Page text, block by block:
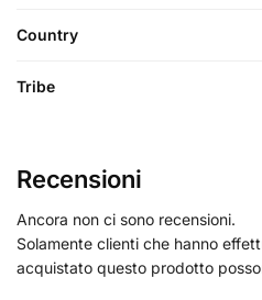
Country
Tribe
Recensioni
Ancora non ci sono recensioni.
Solamente clienti che hanno
acquistato questo prodotto